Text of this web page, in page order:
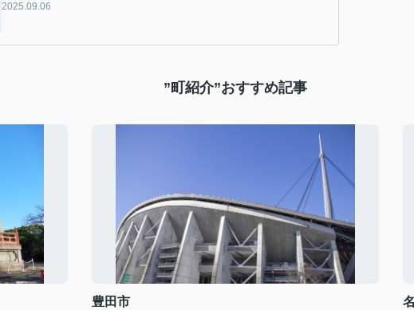
2025.09.06
”町紹介”おすすめ記事
豊田市